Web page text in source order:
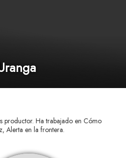
productor. Ha trabajado en Cómo
Alerta en la frontera.